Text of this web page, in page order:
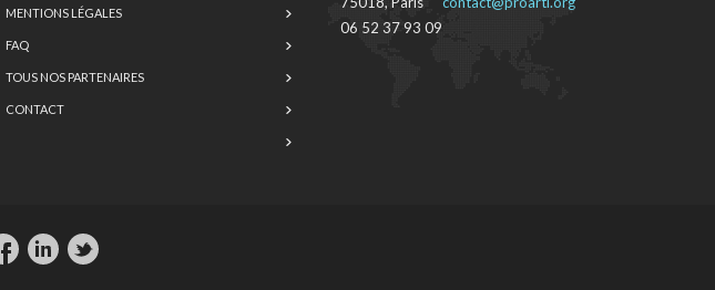
MENTIONS LÉGALES
FAQ
TOUS NOS PARTENAIRES
CONTACT
06 52 37 93 09